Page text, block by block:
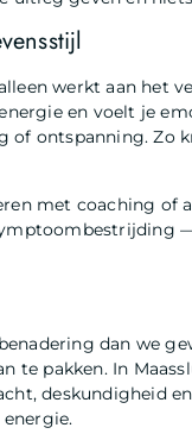
werkt aan het
en voelt je
ontspanning. Zo
met coaching of
dan we
te pakken. In
deskundigheid